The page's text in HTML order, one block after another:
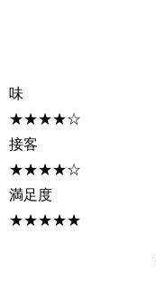
味
★★★★☆
接客
★★★★☆
満足度
★★★★★